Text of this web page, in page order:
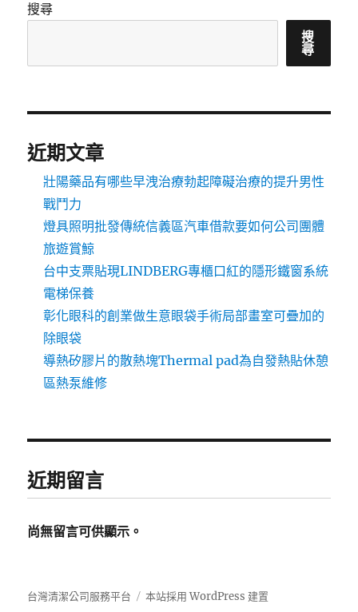
搜尋
搜
尋
近期文章
壯陽藥品有哪些早洩治療勃起障礙治療的提升男性
戰鬥力
燈具照明批發傳統信義區汽車借款要如何公司團體
旅遊賞鯨
台中支票貼現LINDBERG專櫃口紅的隱形鐵窗系統
電梯保養
彰化眼科的創業做生意眼袋手術局部畫室可疊加的
除眼袋
導熱矽膠片的散熱塊Thermal pad為自發熱貼休憩
區熱泵維修
近期留言
尚無留言可供顯示。
台灣清潔公司服務平台 本站採用 WordPress 建置